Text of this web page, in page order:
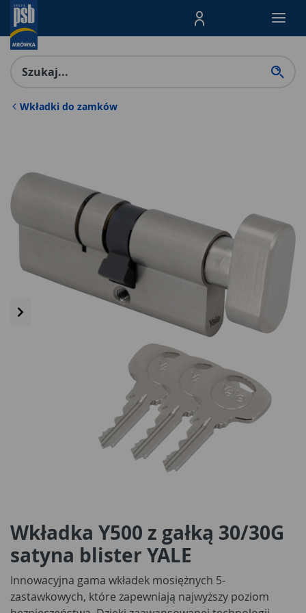
Menu Produktów,
Wkładki do zamków
Wkładka Y500 z gałką 30/30G
satyna blister YALE
Innowacyjna gama wkładek mosiężnych 5-
zastawkowych, które zapewniają najwyższy poziom